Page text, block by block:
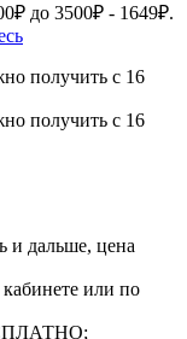
до 3500₽ - 1649₽.
получить с 16
получить с 16
и дальше, цена
или по